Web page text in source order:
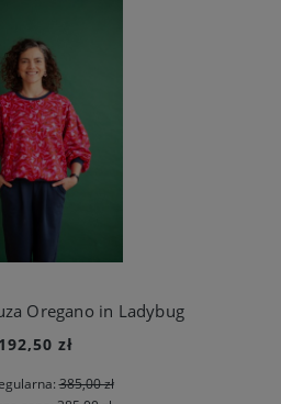
Oregano in Ladybug
192,50 zł
385,00 zł